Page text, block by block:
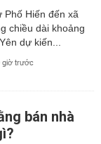
Phố Hiến đến xã
chiều dài khoảng
dự kiến...
giờ trước
bán nhà